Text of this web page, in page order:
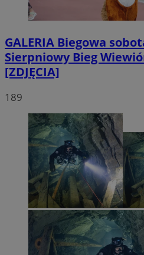
GALERIA Biegowa
Sierpniowy Bieg
[ZDJĘCIA]
189